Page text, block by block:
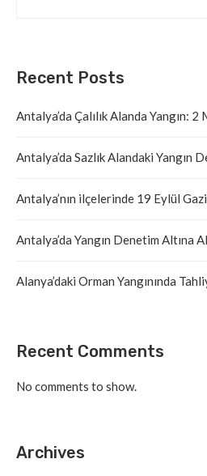
Recent Posts
Antalya’da Çalılık Alanda Yangın: 2
Antalya’da Sazlık Alandaki Yangın
Antalya’nın ilçelerinde 19 Eylül
Antalya’da Yangın Denetim Altına
Alanya’daki Orman Yangınında
Recent Comments
No comments to show.
Archives